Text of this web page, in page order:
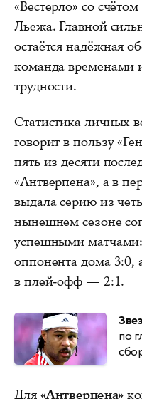
«Вестерло» со
Льежа. Главной
остаётся надёжная
команда временами
трудности.
Статистика личных
говорит в пользу
пять из десяти
«Антверпена», а в
выдала серию из
нынешнем сезоне
успешными
оппонента дома 3:0,
в плей-офф — 2:1.
по
Для «Антверпена»